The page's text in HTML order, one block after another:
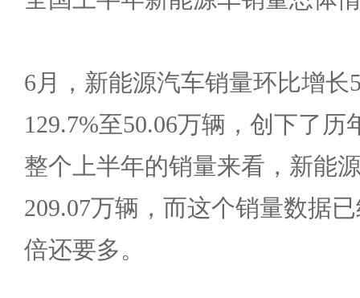
6月，新能源汽车销量环比增长
129.7%至50.06万辆，创下了
整个上半年的销量来看，新能
209.07万辆，而这个销量数据
倍还要多。